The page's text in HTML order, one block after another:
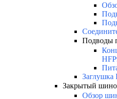
Подводы
Заглушка
Закрытый
Обзор